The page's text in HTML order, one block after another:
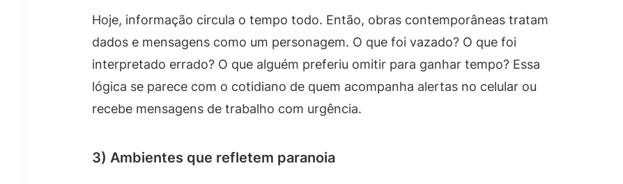
Hoje, informação circula o tempo todo. Então, obras contemporâneas tratam
dados e mensagens como um personagem. O que foi vazado? O que foi
interpretado errado? O que alguém preferiu omitir para ganhar tempo? Essa
lógica se parece com o cotidiano de quem acompanha alertas no celular ou
recebe mensagens de trabalho com urgência.
3) Ambientes que refletem paranoia